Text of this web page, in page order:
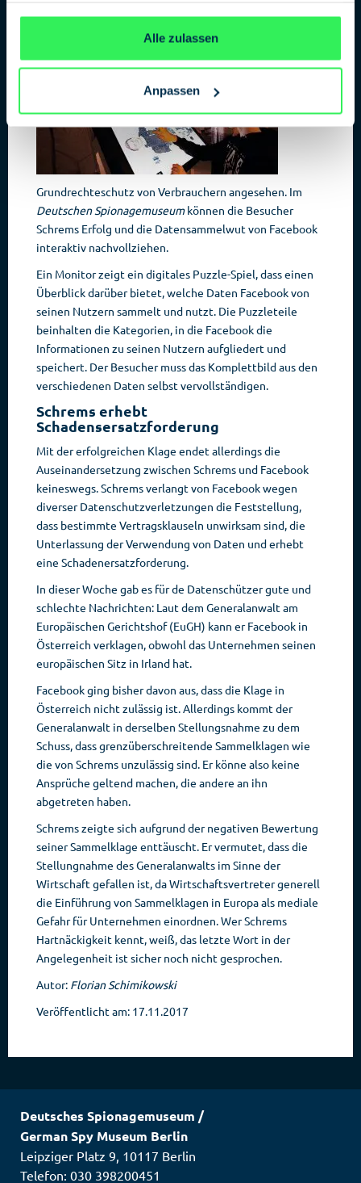
gesammelt haben.Datenschutzerklärung
Alle zulassen
Anpassen
Die erfolgreiche Klage wird als wichtiges Zeichen
Grundrechteschutz von Verbrauchern angesehen. Im
Deutschen Spionagemuseumkönnen die Besucher
Schrems Erfolg und die Datensammelwut von Facebook
interaktiv nachvollziehen.
Ein Monitor zeigt ein digitales Puzzle-Spiel, dass einen
Überblick darüber bietet, welche Daten Facebook von
seinen Nutzern sammelt und nutzt. Die Puzzleteile
beinhalten die Kategorien, in die Facebook die
Informationen zu seinen Nutzern aufgliedert und
speichert. Der Besucher muss das Komplettbild aus den
verschiedenen Daten selbst vervollständigen.
Schrems erhebt
Schadensersatzforderung
Mit der erfolgreichen Klage endet allerdings die
Auseinandersetzung zwischen Schrems und Facebook
keineswegs. Schrems verlangt von Facebook wegen
diverser Datenschutzverletzungen die Feststellung,
dass bestimmte Vertragsklauseln unwirksam sind, die
Unterlassung der Verwendung von Daten und erhebt
eine Schadenersatzforderung.
In dieser Woche gab es für de Datenschützer gute und
schlechte Nachrichten: Laut dem Generalanwalt am
Europäischen Gerichtshof (EuGH) kann er Facebook in
Österreich verklagen, obwohl das Unternehmen seinen
europäischen Sitz in Irland hat.
Facebook ging bisher davon aus, dass die Klage in
Österreich nicht zulässig ist. Allerdings kommt der
Generalanwalt in derselben Stellungsnahme zu dem
Schuss, dass grenzüberschreitende Sammelklagen wie
die von Schrems unzulässig sind. Er könne also keine
Ansprüche geltend machen, die andere an ihn
abgetreten haben.
Schrems zeigte sich aufgrund der negativen Bewertung
seiner Sammelklage enttäuscht. Er vermutet, dass die
Stellungnahme des Generalanwalts im Sinne der
Wirtschaft gefallen ist, da Wirtschaftsvertreter generell
die Einführung von Sammelklagen in Europa als mediale
Gefahr für Unternehmen einordnen. Wer Schrems
Hartnäckigkeit kennt, weiß, das letzte Wort in der
Angelegenheit ist sicher noch nicht gesprochen.
Autor: Florian Schimikowski
Veröffentlicht am: 17.11.2017
Deutsches Spionagemuseum /
German Spy Museum Berlin
Leipziger Platz 9, 10117 Berlin
Telefon: 030 398200451